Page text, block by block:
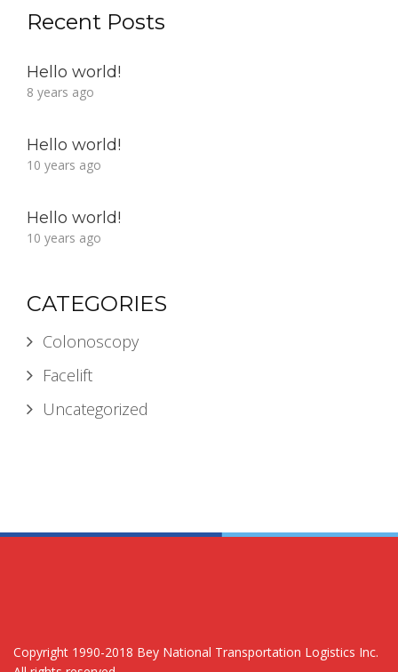
Recent Posts
Hello world!
8 years ago
Hello world!
10 years ago
Hello world!
10 years ago
CATEGORIES
Colonoscopy
Facelift
Uncategorized
Copyright 1990-2018 Bey National Transportation Logistics Inc.